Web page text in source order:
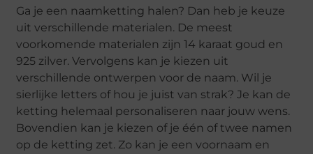
Ga je een naamketting halen? Dan heb je keuze
uit verschillende materialen. De meest
voorkomende materialen zijn 14 karaat goud en
925 zilver. Vervolgens kan je kiezen uit
verschillende ontwerpen voor de naam. Wil je
sierlijke letters of hou je juist van strak? Je kan de
ketting helemaal personaliseren naar jouw wens.
Bovendien kan je kiezen of je één of twee namen
op de ketting zet. Zo kan je een voornaam en